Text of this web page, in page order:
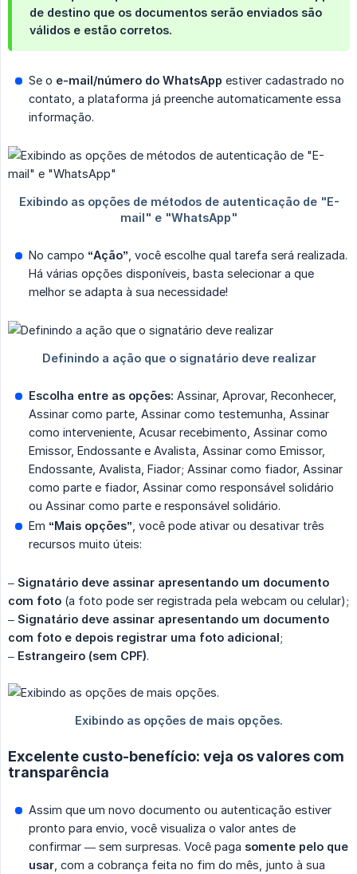
de destino que os documentos serão enviados são
válidos e estão corretos.
Se o e-mail/número do WhatsApp estiver cadastrado no
contato, a plataforma já preenche automaticamente essa
informação.
No campo “Ação” , você escolhe qual tarefa será realizada.
Há várias opções disponíveis, basta selecionar a que
melhor se adapta à sua necessidade!
Escolha entre as opções: Assinar, Aprovar, Reconhecer,
Assinar como parte, Assinar como testemunha, Assinar
como interveniente, Acusar recebimento, Assinar como
Emissor, Endossante e Avalista, Assinar como Emissor,
Endossante, Avalista, Fiador; Assinar como fiador, Assinar
como parte e fiador, Assinar como responsável solidário
ou Assinar como parte e responsável solidário.
Em “Mais opções” , você pode ativar ou desativar três
recursos muito úteis:
– Signatário deve assinar apresentando um documento
com foto (a foto pode ser registrada pela webcam ou celular);
– Signatário deve assinar apresentando um documento
com foto e depois registrar uma foto adicional;
– Estrangeiro (sem CPF).
Excelente custo-benefício: veja os valores com
transparência
Assim que um novo documento ou autenticação estiver
pronto para envio, você visualiza o valor antes de
confirmar — sem surpresas. Você paga somente pelo que
usar , com a cobrança feita no fim do mês, junto à sua